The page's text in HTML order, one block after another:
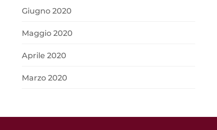
Giugno 2020
Maggio 2020
Aprile 2020
Marzo 2020